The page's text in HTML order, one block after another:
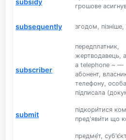
грошове
subsequently згодом, пізніше,
subscriber
передплатник,
жертводавець,
a telephone ~ —
абонент,
телефону,
підписала
submit
підкори́тися
пред'яви́ти що
предме́т,